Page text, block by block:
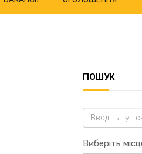
ПОШУК
Виберіть